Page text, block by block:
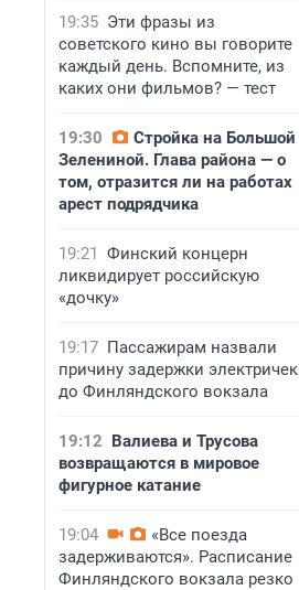
19:35 Эти фразы из
советского кино вы говорите
каждый день. Вспомните, из
каких они фильмов? — тест
19:30
Стройка на Большой
Зелениной. Глава района — о
том, отразится ли на работах
арест подрядчика
19:21 Финский концерн
ликвидирует российскую
«дочку»
19:17 Пассажирам назвали
причину задержки электричек
до Финляндского вокзала
19:12 Валиева и Трусова
возвращаются в мировое
фигурное катание
19:04
«Все поезда
задерживаются». Расписание
Финляндского вокзала резко